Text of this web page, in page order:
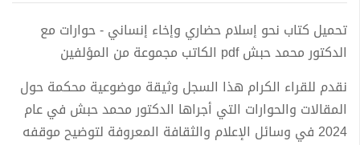
تحميل كتاب نحو إسلام حضاري وإخاء إنساني - حوارات مع
الدكتور محمد حبش pdf الكاتب مجموعة من المؤلفين
نقدم للقراء الكرام هذا السجل وثيقة موضوعية محكمة حول
المقالات والحوارات التي أجراها الدكتور محمد حبش في عام
2024 في وسائل الإعلام والثقافة المعروفة لتوضيح موقفه